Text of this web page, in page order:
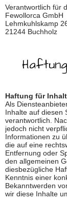
Verantwortlich für
Fewollorca GmbH
Lehmkuhlskamp
21244 Buchholz
Haftung für
Als
Inhalte auf diesen
verantwortlich.
jedoch nicht
Informationen zu
die auf eine
Entfernung oder
den allgemeinen
diesbezügliche
Kenntnis einer
Bekanntwerden
wir diese Inhalte